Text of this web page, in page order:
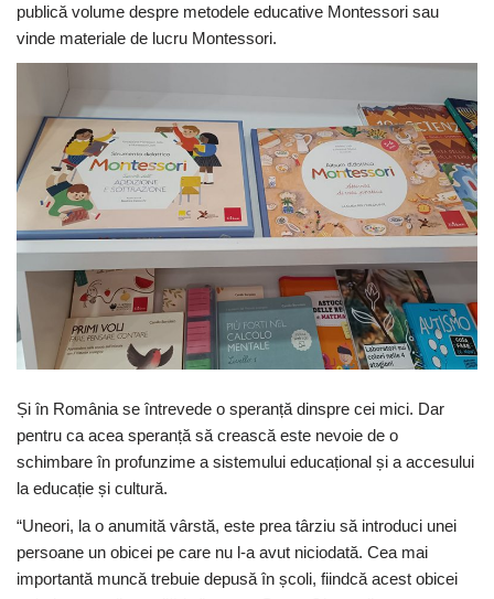
publică volume despre metodele educative Montessori sau
vinde materiale de lucru Montessori.
Și în România se întrevede o speranță dinspre cei mici. Dar
pentru ca acea speranță să crească este nevoie de o
schimbare în profunzime a sistemului educațional și a accesului
la educație și cultură.
“Uneori, la o anumită vârstă, este prea târziu să introduci unei
persoane un obicei pe care nu l-a avut niciodată. Cea mai
importantă muncă trebuie depusă în școli, fiindcă acest obicei